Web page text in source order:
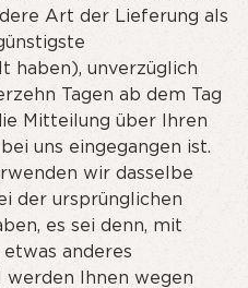
Art der Lieferung als
haben), unverzüglich
Tagen ab dem Tag
Mitteilung über Ihren
uns eingegangen ist.
wir dasselbe
der ursprünglichen
es sei denn, mit
etwas anderes
Ihnen wegen